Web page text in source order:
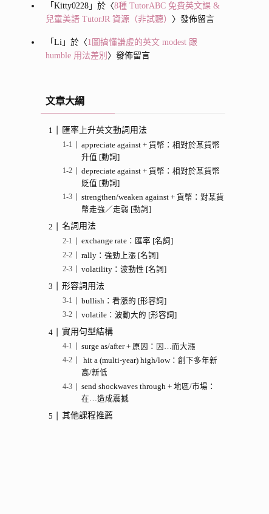
「 Kitty0228 」於〈8種 TutorABC 免費英文課 &
兒童美語 TutorJR 資源（非試聽） 〉發佈留言
「 Li 」於〈1圖搞懂謙虛的英文 modest 跟
humble 用法差別 〉發佈留言
文章大綱
匯率上升英文動詞用法
appreciate against + 貨幣：相對於某貨幣
升值 [動詞]
depreciate against + 貨幣：相對於某貨幣
貶值 [動詞]
strengthen/weaken against + 貨幣：對某貨
幣走強／走弱 [動詞]
名詞用法
exchange rate：匯率 [名詞]
rally：強勁上漲 [名詞]
volatility：波動性 [名詞]
形容詞用法
bullish：看漲的 [形容詞]
volatile：波動大的 [形容詞]
實用句型結構
surge as/after + 原因：因…而大漲
hit a (multi-year) high/low：創下多年新
高/新低
send shockwaves through + 地區/市場：
在…造成震撼
其他課程推薦